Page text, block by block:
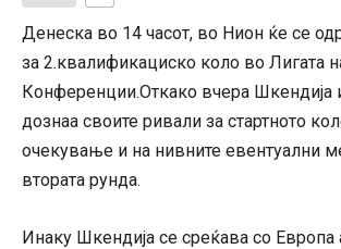
Денеска во 14 часот, во Нион ќе се
за 2.квалификациско коло во Лигата
Конференции.Откако вчера Шкендија
дознаа своите ривали за стартното
очекување и на нивните евентуални
втората рунда.
Инаку Шкендија се среќава со Европа